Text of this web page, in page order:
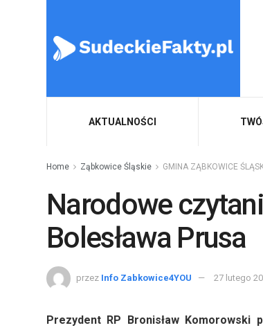
AKTUALNOŚCI
Home Ząbkowice Śląskie GMINA ZĄBKOWICE
Narodowe
Bolesława Prusa
przez Info Zabkowice4YOU 27 lutego
Prezydent RP Bronisław Komorowski